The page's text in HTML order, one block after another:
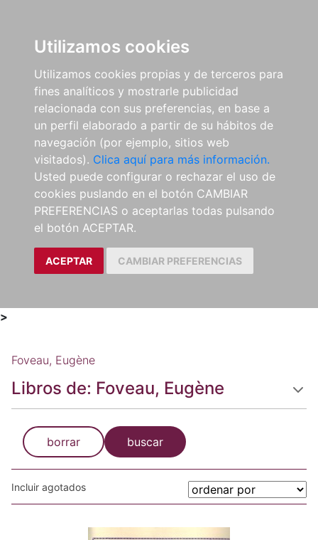
Utilizamos cookies
Utilizamos cookies propias y de terceros para
fines analíticos y mostrarle publicidad
relacionada con sus preferencias, en base a
un perfil elaborado a partir de su hábitos de
navegación (por ejemplo, sitios web
visitados). Clica aquí para más información.
Usted puede configurar o rechazar el uso de
cookies puslando en el botón CAMBIAR
PREFERENCIAS o aceptarlas todas pulsando
el botón ACEPTAR.
ACEPTAR CAMBIAR PREFERENCIAS
>
Foveau, Eugène
Libros de: Foveau, Eugène
borrar buscar
Incluir agotados